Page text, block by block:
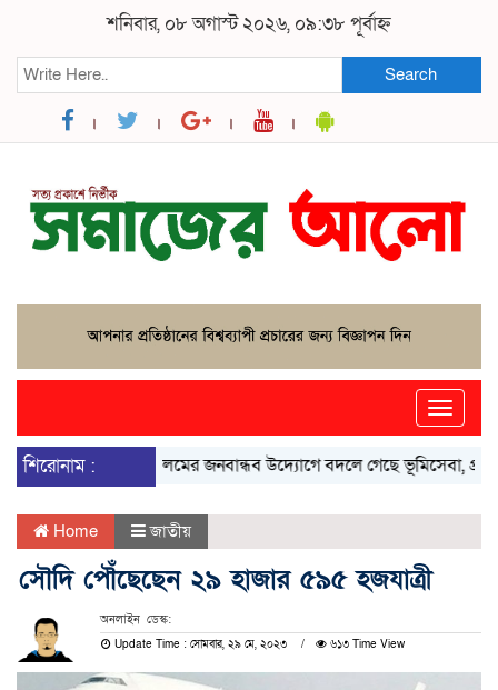
শনিবার, ০৮ অগাস্ট ২০২৬, ০৯:৩৮ পূর্বাহ্ন
Search
Toggle
শিরোনাম :সদরুল আলমের জনবান্ধব উদ্যোগে বদলে গেছে ভূমিসেবা, প্রশংসায়
Home জাতীয়
সৌদি পৌঁছেছেন ২৯ হাজার ৫৯৫ হজযাত্রী
অনলাইন ডেস্ক:
Update Time : সোমবার, ২৯ মে, ২০২৩ ৬১৩ Time View